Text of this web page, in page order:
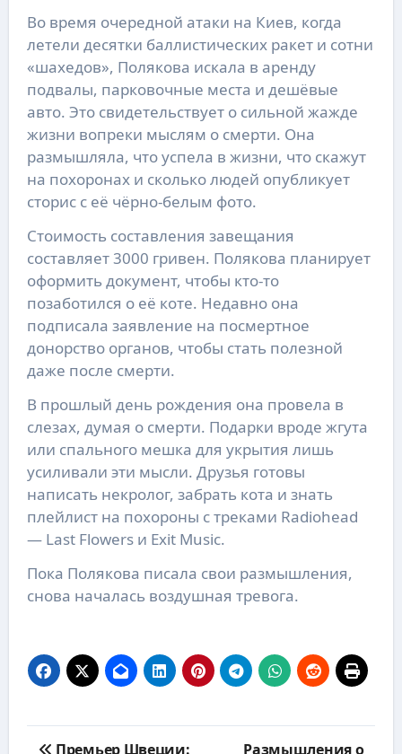
Во время очередной атаки на Киев, когда
летели десятки баллистических ракет и сотни
«шахедов», Полякова искала в аренду
подвалы, парковочные места и дешёвые
авто. Это свидетельствует о сильной жажде
жизни вопреки мыслям о смерти. Она
размышляла, что успела в жизни, что скажут
на похоронах и сколько людей опубликует
сторис с её чёрно-белым фото.
Стоимость составления завещания
составляет 3000 гривен. Полякова планирует
оформить документ, чтобы кто-то
позаботился о её коте. Недавно она
подписала заявление на посмертное
донорство органов, чтобы стать полезной
даже после смерти.
В прошлый день рождения она провела в
слезах, думая о смерти. Подарки вроде жгута
или спального мешка для укрытия лишь
усиливали эти мысли. Друзья готовы
написать некролог, забрать кота и знать
плейлист на похороны с треками Radiohead
— Last Flowers и Exit Music.
Пока Полякова писала свои размышления,
снова началась воздушная тревога.
Премьер Швеции:
Размышления о